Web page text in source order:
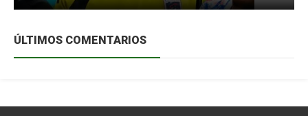
ÚLTIMOS COMENTARIOS